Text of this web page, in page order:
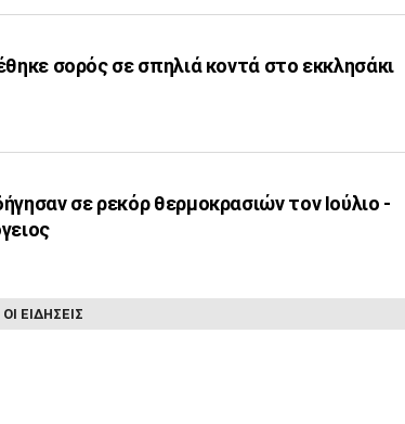
σορός σε σπηλιά κοντά στο εκκλησάκι
σε ρεκόρ θερμοκρασιών τον Ιούλιο -
ΕΙΔΗΣΕΙΣ